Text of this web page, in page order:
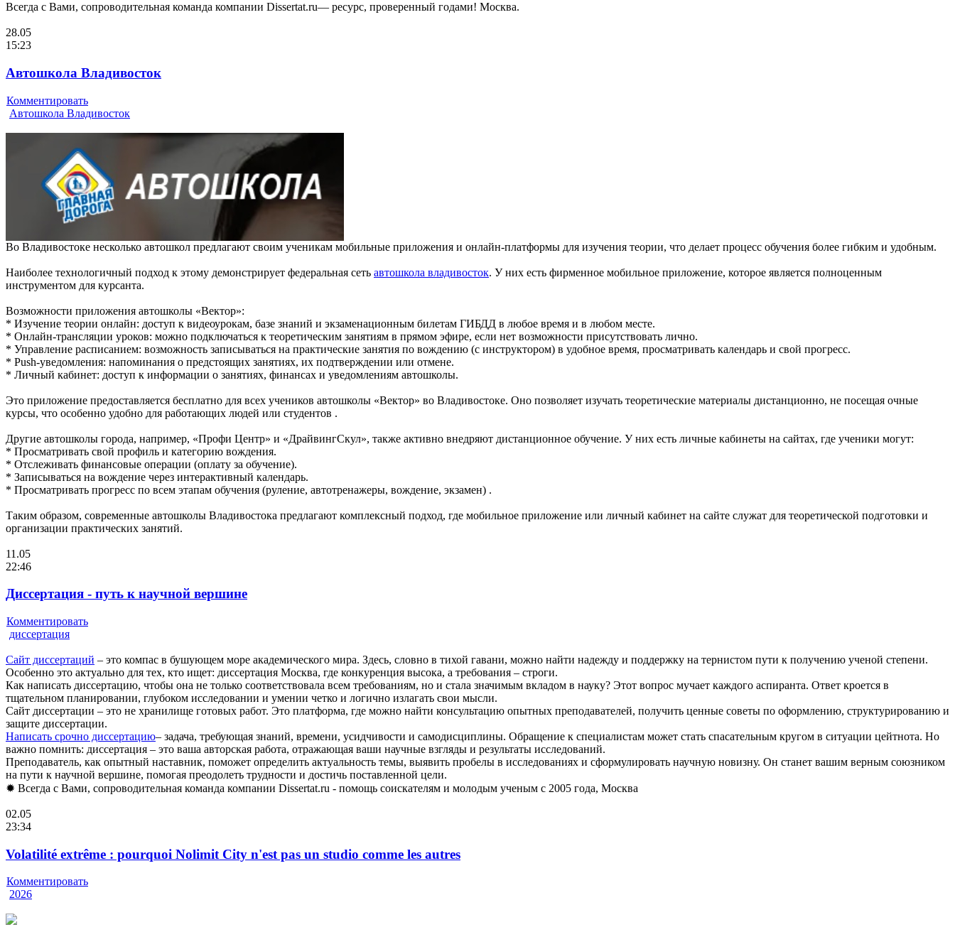
Всегда с Вами, сопроводительная команда компании Dissertat.ru— ресурс, проверенный годами! Москва.
28.05
15:23
Автошкола Владивосток
Комментировать
Автошкола Владивосток
Во Владивостоке несколько автошкол предлагают своим ученикам мобильные приложения и онлайн-платформы для изучения теории, что делает процесс обучения более гибким и удобным.
Наиболее технологичный подход к этому демонстрирует федеральная сеть автошкола владивосток. У них есть фирменное мобильное приложение, которое является полноценным
инструментом для курсанта.
Возможности приложения автошколы «Вектор»:
* Изучение теории онлайн: доступ к видеоурокам, базе знаний и экзаменационным билетам ГИБДД в любое время и в любом месте.
* Онлайн-трансляции уроков: можно подключаться к теоретическим занятиям в прямом эфире, если нет возможности присутствовать лично.
* Управление расписанием: возможность записываться на практические занятия по вождению (с инструктором) в удобное время, просматривать календарь и свой прогресс.
* Push-уведомления: напоминания о предстоящих занятиях, их подтверждении или отмене.
* Личный кабинет: доступ к информации о занятиях, финансах и уведомлениям автошколы.
Это приложение предоставляется бесплатно для всех учеников автошколы «Вектор» во Владивостоке. Оно позволяет изучать теоретические материалы дистанционно, не посещая очные
курсы, что особенно удобно для работающих людей или студентов .
Другие автошколы города, например, «Профи Центр» и «ДрайвингСкул», также активно внедряют дистанционное обучение. У них есть личные кабинеты на сайтах, где ученики могут:
* Просматривать свой профиль и категорию вождения.
* Отслеживать финансовые операции (оплату за обучение).
* Записываться на вождение через интерактивный календарь.
* Просматривать прогресс по всем этапам обучения (руление, автотренажеры, вождение, экзамен) .
Таким образом, современные автошколы Владивостока предлагают комплексный подход, где мобильное приложение или личный кабинет на сайте служат для теоретической подготовки и
организации практических занятий.
11.05
22:46
Диссертация - путь к научной вершине
Комментировать
диссертация
Сайт диссертаций – это компас в бушующем море академического мира. Здесь, словно в тихой гавани, можно найти надежду и поддержку на тернистом пути к получению ученой степени.
Особенно это актуально для тех, кто ищет: диссертация Москва, где конкуренция высока, а требования – строги.
Как написать диссертацию, чтобы она не только соответствовала всем требованиям, но и стала значимым вкладом в науку? Этот вопрос мучает каждого аспиранта. Ответ кроется в
тщательном планировании, глубоком исследовании и умении четко и логично излагать свои мысли.
Сайт диссертации – это не хранилище готовых работ. Это платформа, где можно найти консультацию опытных преподавателей, получить ценные советы по оформлению, структурированию и
защите диссертации.
Написать срочно диссертацию– задача, требующая знаний, времени, усидчивости и самодисциплины. Обращение к специалистам может стать спасательным кругом в ситуации цейтнота. Но
важно помнить: диссертация – это ваша авторская работа, отражающая ваши научные взгляды и результаты исследований.
Преподаватель, как опытный наставник, поможет определить актуальность темы, выявить пробелы в исследованиях и сформулировать научную новизну. Он станет вашим верным союзником
на пути к научной вершине, помогая преодолеть трудности и достичь поставленной цели.
✹ Всегда с Вами, сопроводительная команда компании Dissertat.ru - помощь соискателям и молодым ученым с 2005 года, Москва
02.05
23:34
Volatilité extrême : pourquoi Nolimit City n'est pas un studio comme les autres
Комментировать
2026